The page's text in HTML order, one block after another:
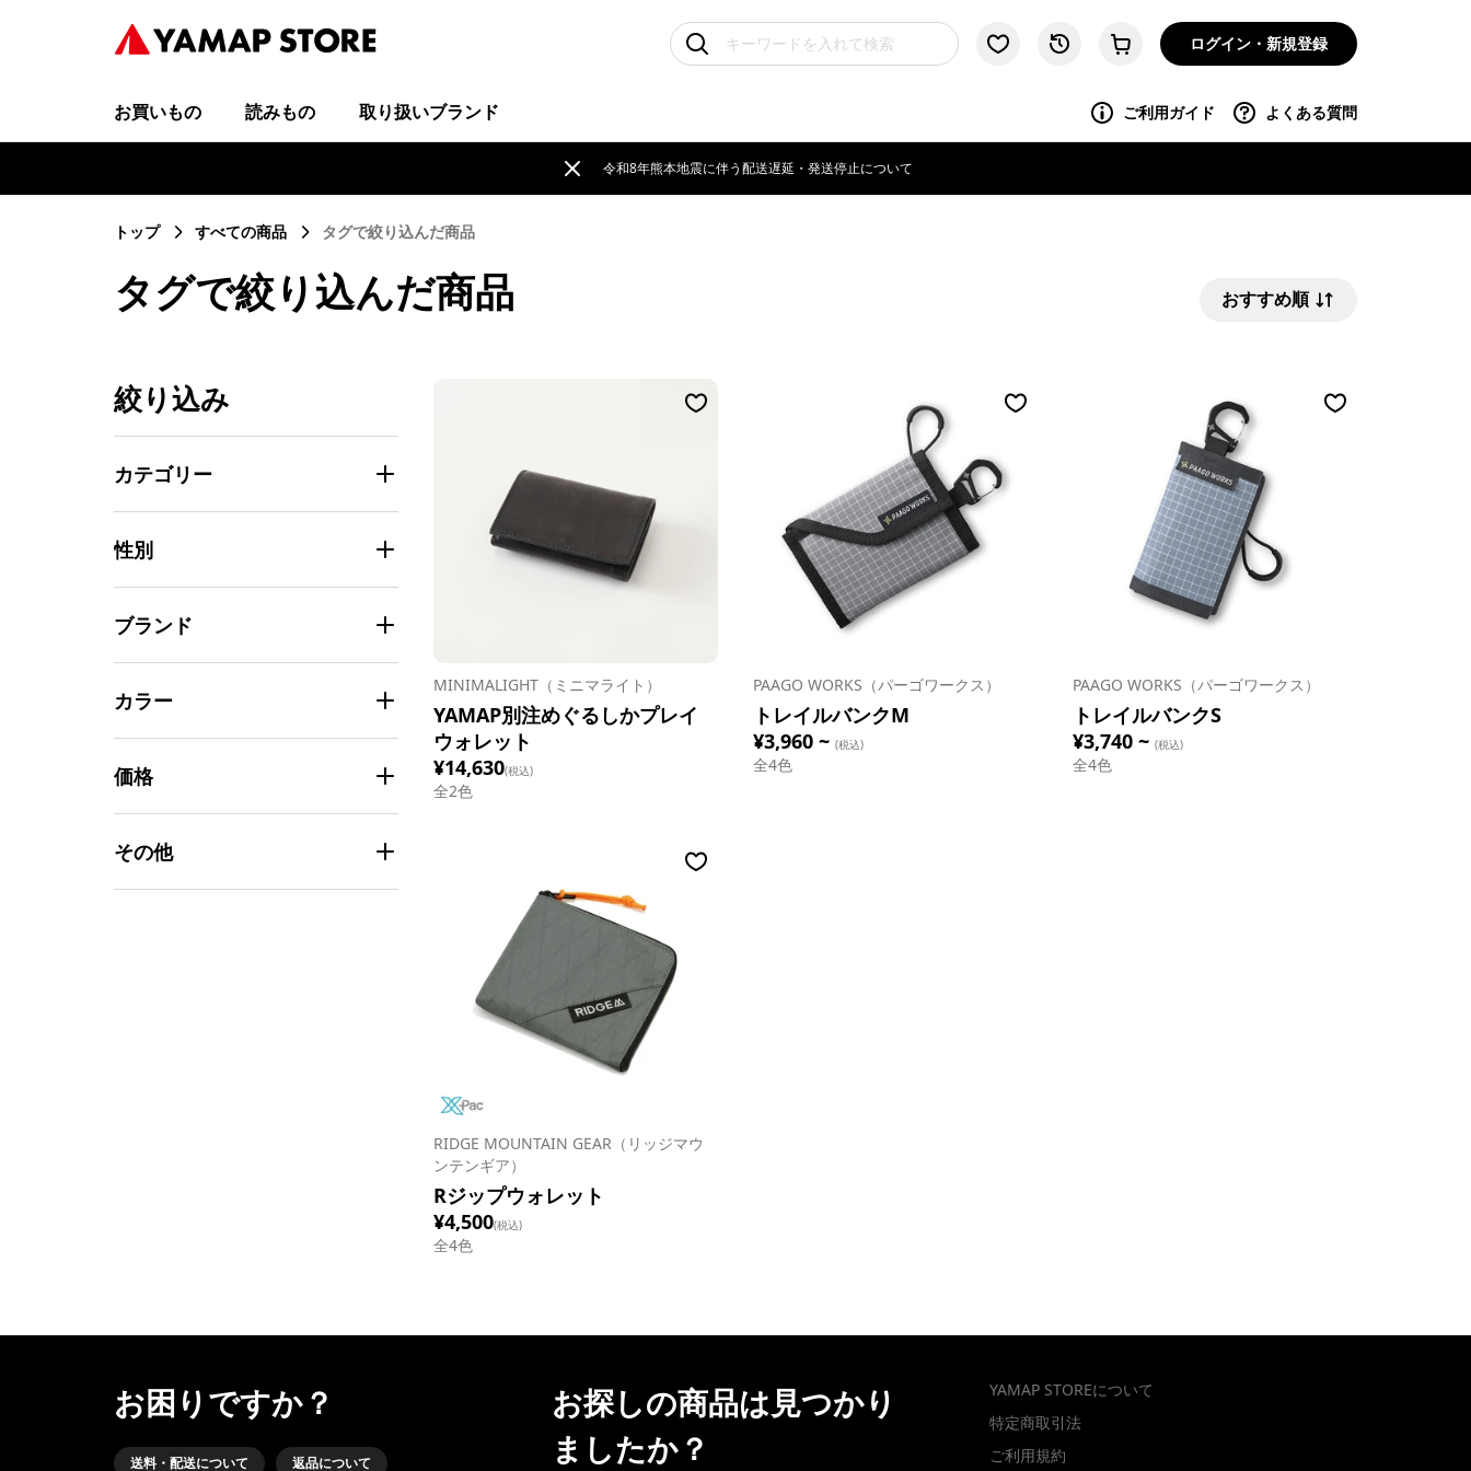
ログイン・新規登録
お買いもの 読みもの 取り扱いブランド ご利用ガイド よくある質問
令和8年熊本地震に伴う配送遅延・発送停止について
トップ すべての商品 タグで絞り込んだ商品
タグで絞り込んだ商品 おすすめ順
絞り込み
カテゴリー
性別
ブランド
カラー
価格
その他
MINIMALIGHT（ミニマライト）
YAMAP別注めぐるしかプレイ
ウォレット
¥14,630(税込)
全2色
PAAGO WORKS（パーゴワークス）
トレイルバンクM
¥3,960 ~ (税込)
全4色
PAAGO WORKS（パーゴワークス）
トレイルバンクS
¥3,740 ~ (税込)
全4色
RIDGE MOUNTAIN GEAR（リッジマウ
ンテンギア）
Rジップウォレット
¥4,500(税込)
全4色
お困りですか？
送料・配送について 返品について
お探しの商品は見つかり
ましたか？
YAMAP STOREについて
特定商取引法
ご利用規約